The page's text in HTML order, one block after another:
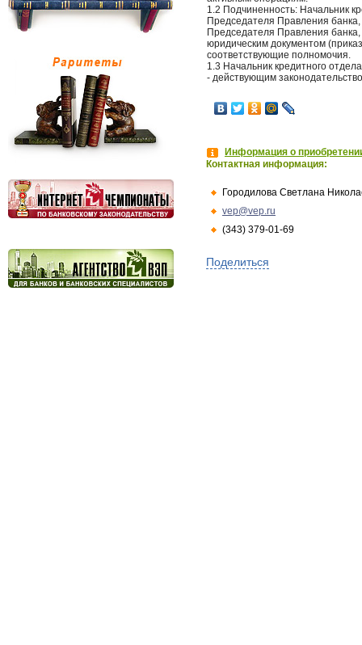
1.2 Подчиненность: Начальник
Председателя Правления
Председателя Правления
юридическим документом
соответствующие полномочия.
1.3 Начальник кредитного
- действующим
Информация о
Контактная информация:
Городилова Светлана
vep@vep.ru
(343) 379-01-69
Поделиться